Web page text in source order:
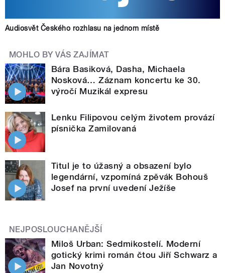
Audiosvět Českého rozhlasu na jednom místě
MOHLO BY VÁS ZAJÍMAT
Bára Basiková, Dasha, Michaela
Nosková… Záznam koncertu ke 30.
výročí Muzikál expresu
Lenku Filipovou celým životem provází
písnička Zamilovaná
Titul je to úžasný a obsazení bylo
legendární, vzpomíná zpěvák Bohouš
Josef na první uvedení Ježíše
NEJPOSLOUCHANĚJŠÍ
Miloš Urban: Sedmikostelí. Moderní
gotický krimi román čtou Jiří Schwarz a
Jan Novotný